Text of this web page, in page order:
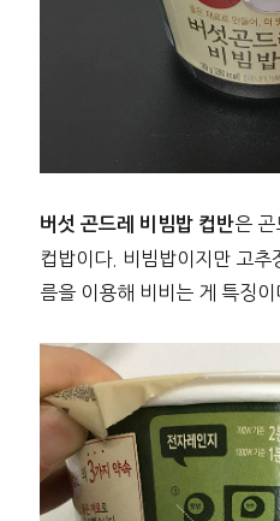
버섯 곤드레 비빔밥 컵반은 곤
컵밥이다. 비빔밥이지만 고추
름을 이용해 비비는 게 특징이